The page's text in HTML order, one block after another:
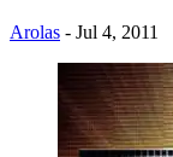
Arolas - Jul 4, 2011